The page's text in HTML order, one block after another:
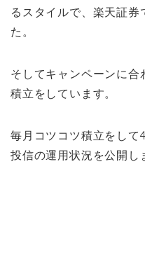
るスタイルで、楽天証券
た。
そしてキャンペーンに合
積立をしています。
毎月コツコツ積立をして
投信の運用状況を公開し